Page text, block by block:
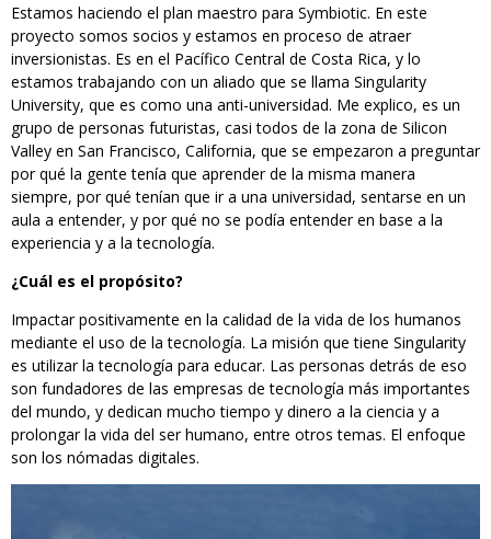
Estamos haciendo el plan maestro para Symbiotic. En este
proyecto somos socios y estamos en proceso de atraer
inversionistas. Es en el Pacífico Central de Costa Rica, y lo
estamos trabajando con un aliado que se llama Singularity
University, que es como una anti-universidad. Me explico, es un
grupo de personas futuristas, casi todos de la zona de Silicon
Valley en San Francisco, California, que se empezaron a preguntar
por qué la gente tenía que aprender de la misma manera
siempre, por qué tenían que ir a una universidad, sentarse en un
aula a entender, y por qué no se podía entender en base a la
experiencia y a la tecnología.
¿Cuál es el propósito?
Impactar positivamente en la calidad de la vida de los humanos
mediante el uso de la tecnología. La misión que tiene Singularity
es utilizar la tecnología para educar. Las personas detrás de eso
son fundadores de las empresas de tecnología más importantes
del mundo, y dedican mucho tiempo y dinero a la ciencia y a
prolongar la vida del ser humano, entre otros temas. El enfoque
son los nómadas digitales.